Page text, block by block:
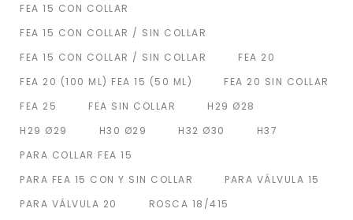
FEA 15 CON COLLAR
FEA 15 CON COLLAR / SIN COLLAR
FEA 15 CON COLLAR / SIN COLLAR
FEA 20
FEA 20 (100 ML) FEA 15 (50 ML)
FEA 20 SIN COLLAR
FEA 25
FEA SIN COLLAR
H29 Ø28
H29 Ø29
H30 Ø29 H32 Ø30
H37
PARA COLLAR FEA 15
PARA FEA 15 CON Y SIN COLLAR
PARA VÁLVULA 15
PARA VÁLVULA 20
ROSCA 18/415